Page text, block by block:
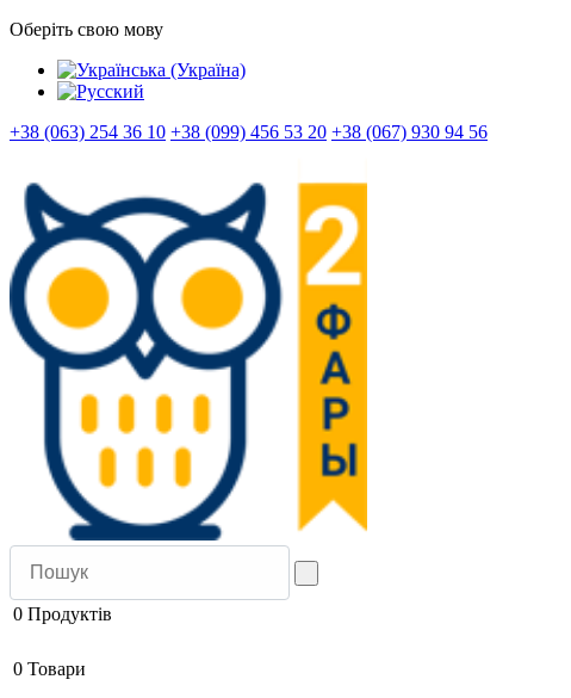
Оберіть свою мову
+38 (063) 254 36 10 +38 (099) 456 53 20 +38 (067) 930 94 56
0 Продуктів
0 Товари